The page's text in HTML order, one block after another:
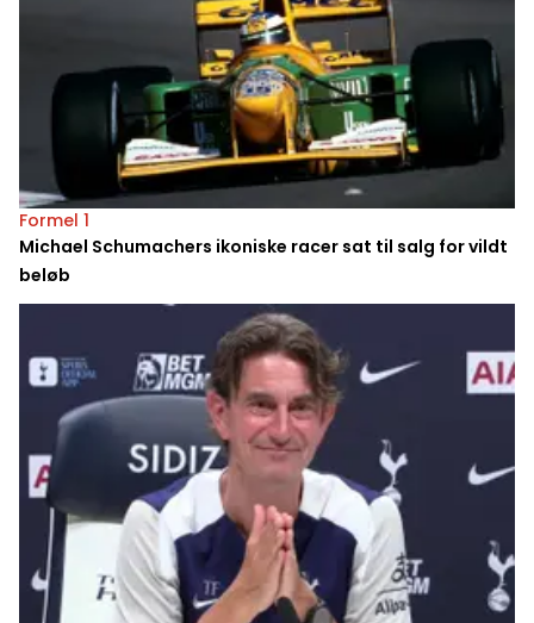
Formel 1
Michael Schumachers ikoniske racer sat til salg for vildt
beløb